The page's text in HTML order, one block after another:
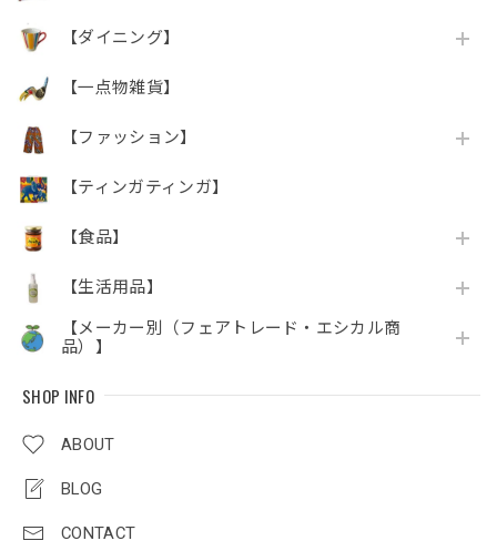
【ダイニング】
【一点物雑貨】
【ファッション】
【ティンガティンガ】
【食品】
【生活用品】
【メーカー別（フェアトレード・エシカル商
品）】
SHOP INFO
ABOUT
BLOG
CONTACT